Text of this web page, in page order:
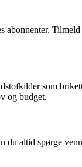
som
og budget.
altid spørge